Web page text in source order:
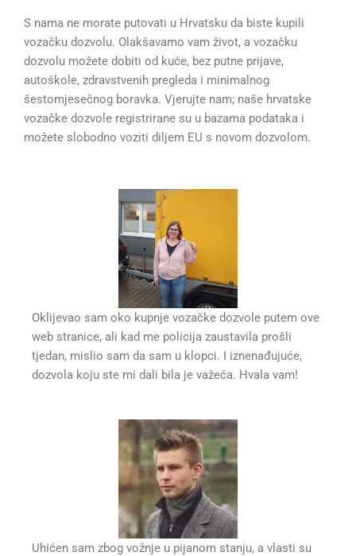
S nama ne morate putovati u Hrvatsku da biste kupili
vozačku dozvolu. Olakšavamo vam život, a vozačku
dozvolu možete dobiti od kuće, bez putne prijave,
autoškole, zdravstvenih pregleda i minimalnog
šestomjesečnog boravka. Vjerujte nam; naše hrvatske
vozačke dozvole registrirane su u bazama podataka i
možete slobodno voziti diljem EU s novom dozvolom.
Oklijevao sam oko kupnje vozačke dozvole putem ove
web stranice, ali kad me policija zaustavila prošli
tjedan, mislio sam da sam u klopci. I iznenađujuće,
dozvola koju ste mi dali bila je važeća. Hvala vam!
Uhićen sam zbog vožnje u pijanom stanju, a vlasti su